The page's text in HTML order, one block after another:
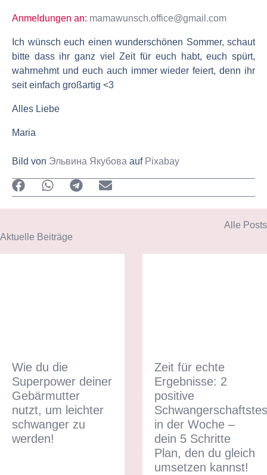
Anmeldungen an: mamawunsch.office@gmail.com
Ich wünsch euch einen wunderschönen Sommer, schaut
bitte dass ihr ganz viel Zeit für euch habt, euch spürt,
wahrnehmt und euch auch immer wieder feiert, denn ihr
seit einfach großartig <3
Alles Liebe
Maria
Bild von Эльвина Якубова auf Pixabay
Aktuelle Beiträge
Alle Posts
Wie du die
Superpower deiner
Gebärmutter
nutzt, um leichter
schwanger zu
werden!
Zeit für echte
Ergebnisse: 2
positive
in der Woche –
dein 5 Schritte
Plan, den du gleich
umsetzen kannst!